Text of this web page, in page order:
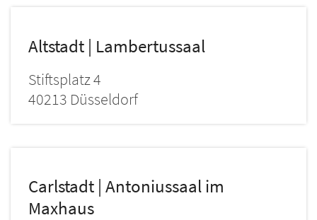
Altstadt | Lambertussaal
Stiftsplatz 4
40213 Düsseldorf
Carlstadt | Antoniussaal im
Maxhaus